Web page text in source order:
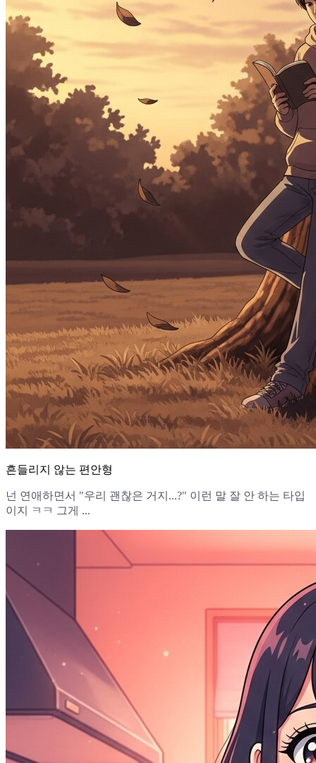
흔들리지 않는 편안형
넌 연애하면서 "우리 괜찮은 거지...?" 이런 말 잘 안 하는 타입
이지 ㅋㅋ 그게 ...